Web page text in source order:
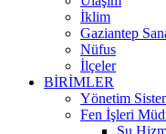
İklim
Gaziantep
Nüfus
İlçeler
BİRİMLER
Yönetim
Fen İşleri
Su